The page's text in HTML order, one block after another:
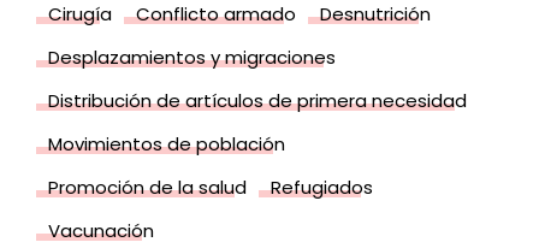
Cirugía
Conflicto armado
Desnutrición
Desplazamientos y migraciones
Distribución de artículos de primera necesidad
Movimientos de población
Promoción de la salud
Refugiados
Vacunación